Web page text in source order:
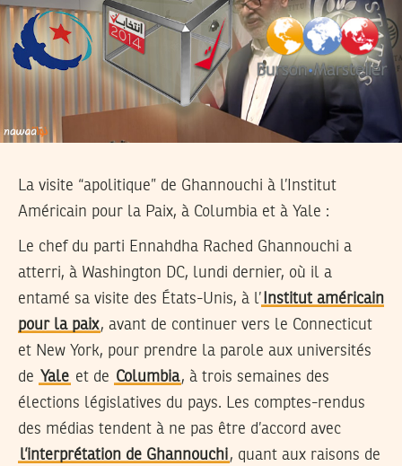
La visite “apolitique” de Ghannouchi à l’Institut
Américain pour la Paix, à Columbia et à Yale :
Le chef du parti Ennahdha Rached Ghannouchi a
atterri, à Washington DC, lundi dernier, où il a
entamé sa visite des États-Unis, à l’ Institut américain
pour la paix, avant de continuer vers le Connecticut
et New York, pour prendre la parole aux universités
de Yale et de Columbia, à trois semaines des
élections législatives du pays. Les comptes-rendus
des médias tendent à ne pas être d’accord avec
l’interprétation de Ghannouchi, quant aux raisons de